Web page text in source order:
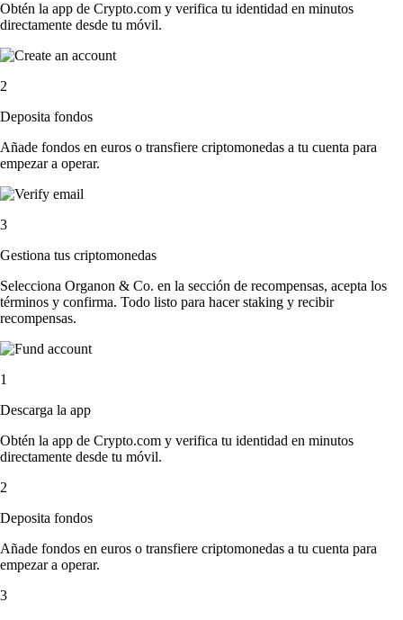
Obtén la app de Crypto.com y verifica tu identidad en minutos
directamente desde tu móvil.
2
Deposita fondos
Añade fondos en euros o transfiere criptomonedas a tu cuenta para
empezar a operar.
3
Gestiona tus criptomonedas
Selecciona Organon & Co. en la sección de recompensas, acepta los
términos y confirma. Todo listo para hacer staking y recibir
recompensas.
1
Descarga la app
Obtén la app de Crypto.com y verifica tu identidad en minutos
directamente desde tu móvil.
2
Deposita fondos
Añade fondos en euros o transfiere criptomonedas a tu cuenta para
empezar a operar.
3